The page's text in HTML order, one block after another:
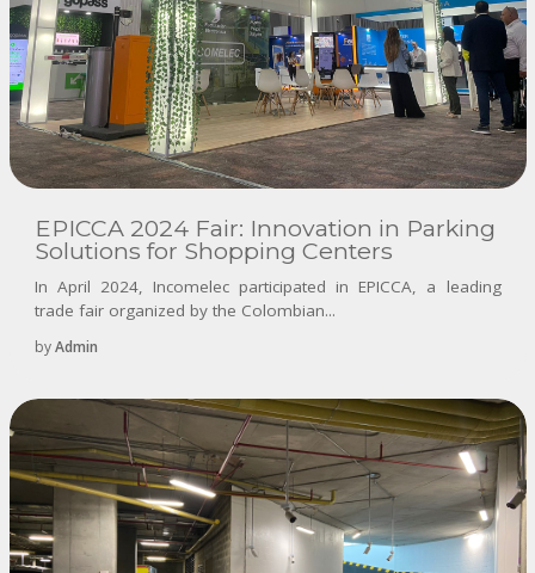
EPICCA 2024 Fair: Innovation in Parking
Solutions for Shopping Centers
In April 2024, Incomelec participated in EPICCA, a leading
trade fair organized by the Colombian...
byAdmin